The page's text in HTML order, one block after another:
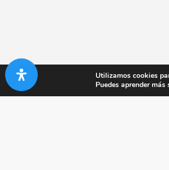
Utilizamos cookies
Puedes aprender